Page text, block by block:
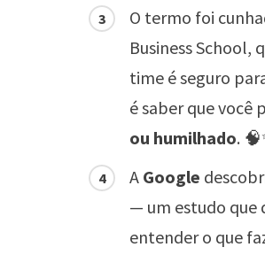
O termo foi
Business School,
time é seguro
é saber que você
ou humilhado.
A Google
— um estudo que
entender o que